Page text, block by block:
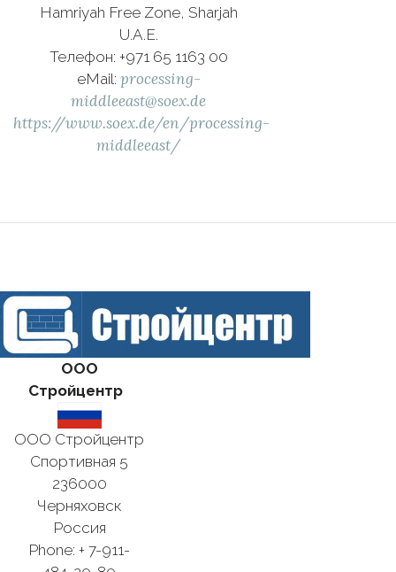
Hamriyah Free Zone, Sharjah
U.A.E.
Телефон: +971 65 1163 00
eMail: processing-
middleeast@soex.de
https://www.soex.de/en/processing-
middleeast/
ООО
Стройцентр
ООО Стройцентр
Спортивная 5
236000
Черняховск
Россия
Phone: + 7-911-